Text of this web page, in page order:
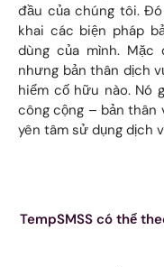
đầu của chúng tôi.
khai các biện pháp
dùng của mình.
nhưng bản thân dịch
hiểm cố hữu nào. Nó
công cộng – bản thân
yên tâm sử dụng dịch
TempSMSS có thể